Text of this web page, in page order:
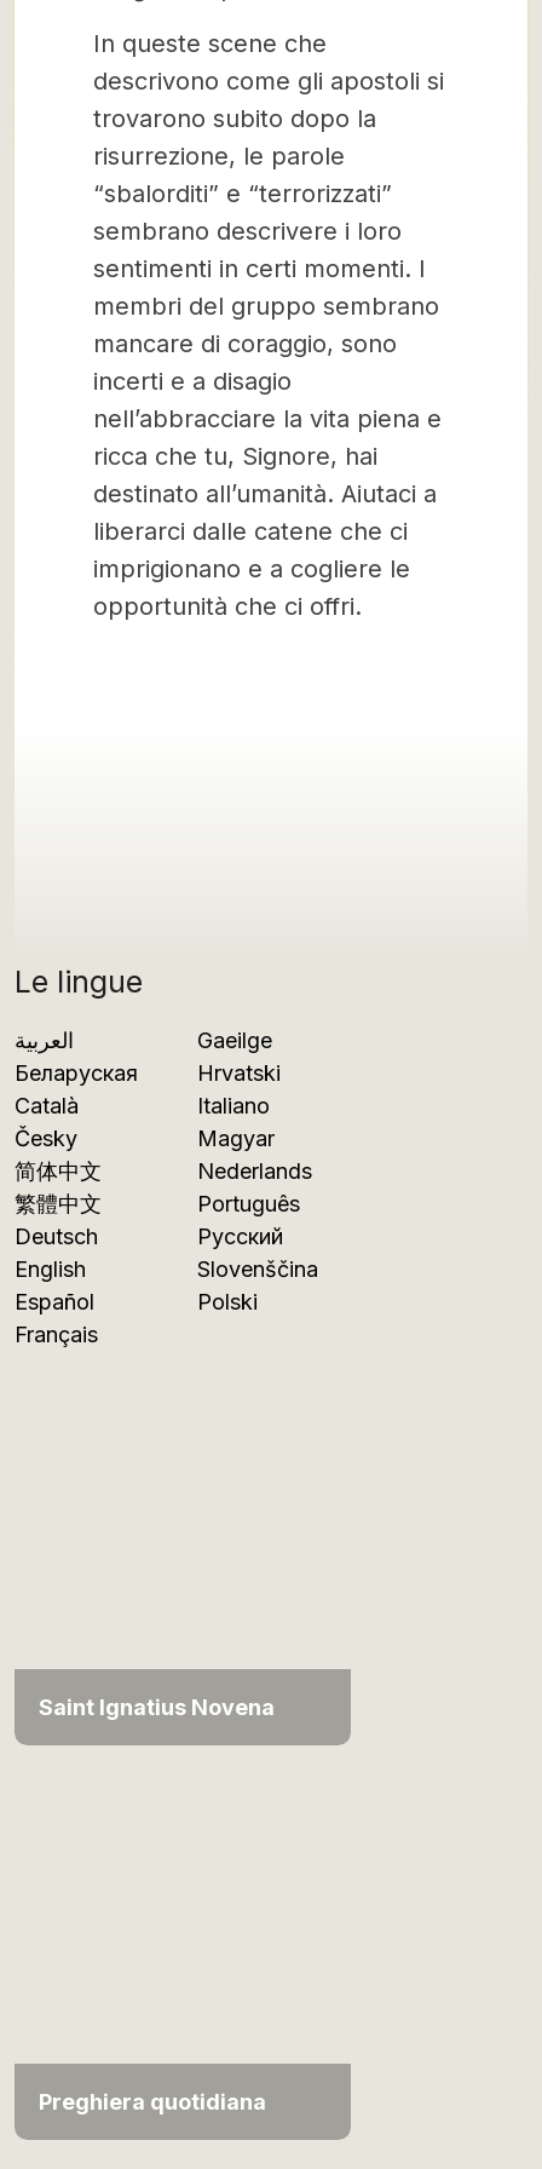
Le lingue
العربية
Беларуская
Català
Česky
简体中文
繁體中文
Deutsch
English
Español
Français
Gaeilge
Hrvatski
Italiano
Magyar
Nederlands
Português
Русский
Slovenščina
Polski
Saint Ignatius Novena
Preghiera quotidiana
In queste scene che
descrivono come gli apostoli si
trovarono subito dopo la
risurrezione, le parole
“sbalorditi” e “terrorizzati”
sembrano descrivere i loro
sentimenti in certi momenti. I
membri del gruppo sembrano
mancare di coraggio, sono
incerti e a disagio
nell’abbracciare la vita piena e
ricca che tu, Signore, hai
destinato all’umanità. Aiutaci a
liberarci dalle catene che ci
imprigionano e a cogliere le
opportunità che ci offri.